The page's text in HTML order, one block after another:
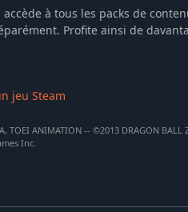
accède à tous les packs de
Profite ainsi de
jeu Steam
TOEI ANIMATION -- ©2013 DRAGON
Inc.